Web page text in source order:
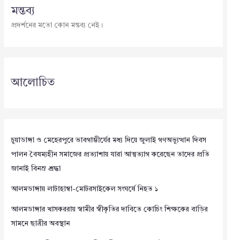
মন্তব্য
প্রদর্শনের মতো কোন মন্তব্য নেই।
আলোচিত
চুয়াডাঙ্গা ও মেহেরপুরে ভাবগাম্ভীর্যের মধ্য দিয়ে জুলাই গণঅভ্যুত্থান দিবস
পালন বৈষম্যহীন সমাজের প্রত্যাশায় যারা আত্মত্যাগ করেছেন তাদের প্রতি
জানাই বিনম্র শ্রদ্ধা
আলমডাঙ্গায় লাটাহাম্বা-মোটরসাইকেল সংঘর্ষে নিহত ১
আলমডাঙ্গার খাসকররায় স্বামীর স্বীকৃতির দাবিতে কোচিং শিক্ষকের বাড়ির
সামনে ছাত্রীর অবস্থান